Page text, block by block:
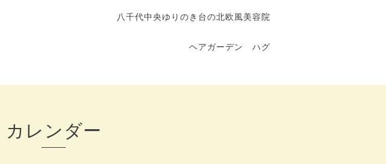
八千代中央ゆりのき台の北欧風美容院
ヘアガーデン ハグ
カレンダー